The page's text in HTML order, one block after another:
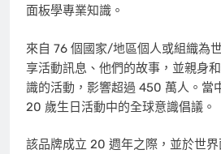
面板學專業知識。
來自 76 個國家/地區個人或組織為
享活動訊息、他們的故事，並親身
識的活動，影響超過 450 萬人。當
20 歲生日活動中的全球意識倡議。
該品牌成立 20 週年之際，並於世